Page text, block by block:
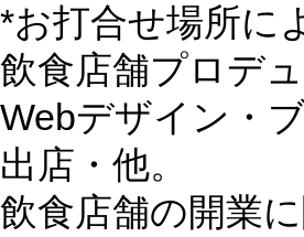
*お打合せ場所に
飲食店舗プロデ
Webデザイン・
出店・他。
飲食店舗の開業